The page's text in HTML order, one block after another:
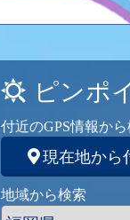
ピンポ
付近のGPS情報か
現在地から
地域から検索